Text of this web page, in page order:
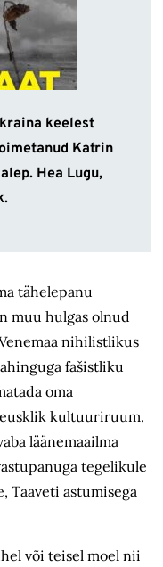
keelest
Katrin
Hea Lugu,
tähelepanu
muu hulgas olnud
nihilistlikus
fašistliku
oma
kultuuriruum.
läänemaailma
tegelikule
Taaveti astumisega
või teisel moel nii